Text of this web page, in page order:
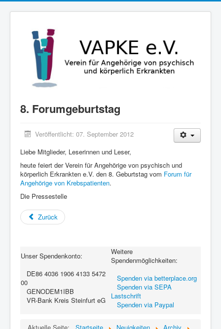
8. Forumgeburtstag
Veröffentlicht: 07. September 2012
Liebe Mitglieder, Leserinnen und Leser,
heute feiert der Verein für Angehörige von psychisch und
körperlich Erkrankten e.V. den 8. Geburtstag vom Forum für
Angehörige von Krebspatienten.
Die Pressestelle
Zurück
Unser Spendenkonto:
DE86 4036 1906 4133 5472
00
GENODEM1IBB
VR-Bank Kreis Steinfurt eG
Weitere
Spendenmöglichkeiten:
Spenden via betterplace.org
Spenden via SEPA
Lastschrift
Spenden via Paypal